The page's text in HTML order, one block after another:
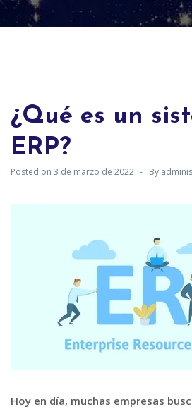
¿Qué es un
ERP?
Posted on 3 de marzo de 2022 By
Hoy en día, muchas empresas